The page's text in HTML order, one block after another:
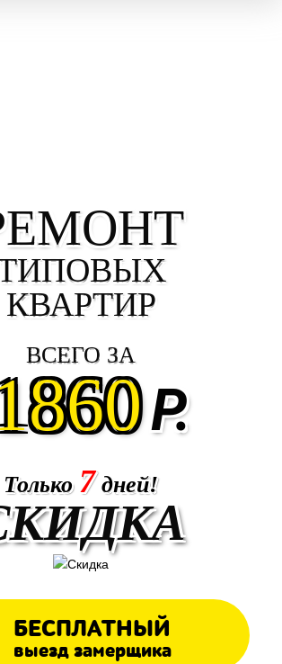
КВАРТИР
ВСЕГО ЗА
Р.
Только 7дней!
БЕСПЛАТНЫЙ
выезд замерщика